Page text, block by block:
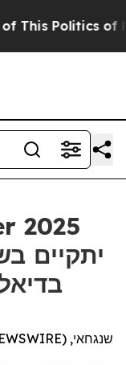
Politics of
2025
יתקיים
שנגחאי, Nov. 05, 2025 (GLOBE NEWSWIRE) --